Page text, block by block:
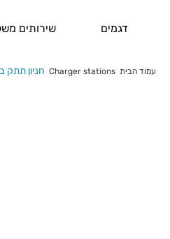
דגמים שירותים
עמוד הבית Charger stations חניון תתק